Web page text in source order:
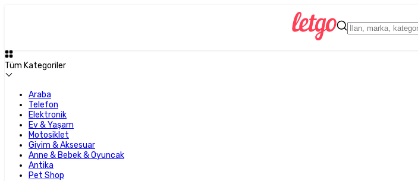
Tüm Kategoriler
Araba
Telefon
Elektronik
Ev & Yaşam
Motosiklet
Giyim & Aksesuar
Anne & Bebek & Oyuncak
Antika
Pet Shop